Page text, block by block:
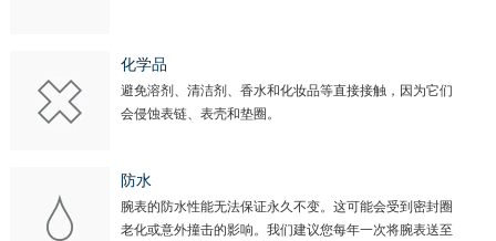
化学品
避免溶剂、清洁剂、香水和化妆品等直接接触，因为它们
会侵蚀表链、表壳和垫圈。
防水
腕表的防水性能无法保证永久不变。这可能会受到密封圈
老化或意外撞击的影响。我们建议您每年一次将腕表送至